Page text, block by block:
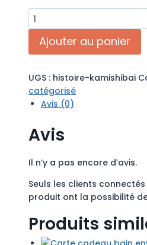
quantité
de
Histoire
Kamishibaï
Ajouter au panier
UGS : histoire-kamishibai
catégorisé
Avis (0)
Avis
Il n’y a pas encore d’avis.
Seuls les clients
produit ont la possibilité
Produits